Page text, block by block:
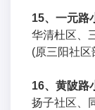
15、一元路
华清杜区、
(原三阳社区
16、黄陂路
扬子社区、